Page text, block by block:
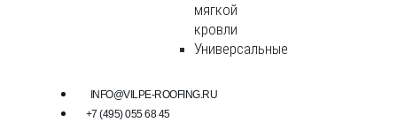
мягкой
кровли
Универсальные
INFO@VILPE-ROOFING.RU
+7 (495) 055 68 45